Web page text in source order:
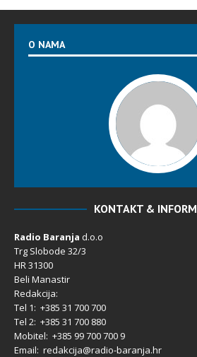
O NAMA
KONTAKT &
Radio Baranja d.o.o
Trg Slobode 32/3
HR 31300
Beli Manastir
Redakcija:
Tel 1: +385 31 700 700
Tel 2: +385 31 700 880
Mobitel: +385 99 700 700 9
Email: redakcija@radio-baranja.hr